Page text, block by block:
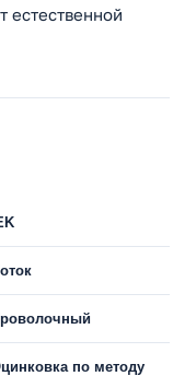
естественной
по методу